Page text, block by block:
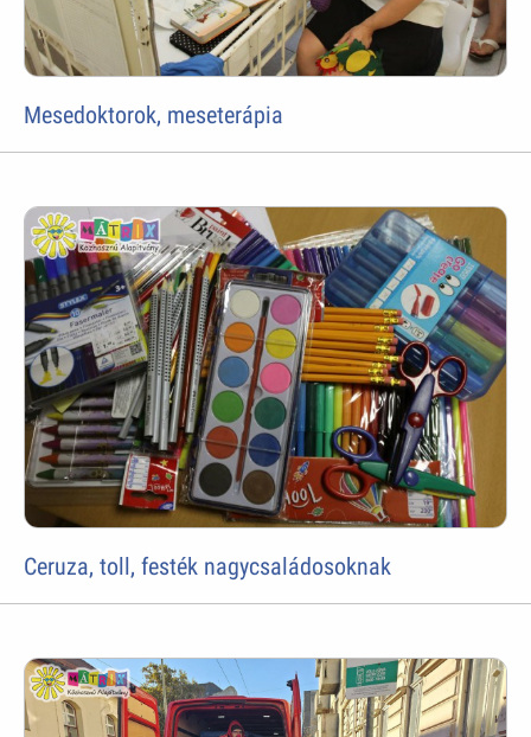
Mesedoktorok, meseterápia
Ceruza, toll, festék nagycsaládosoknak